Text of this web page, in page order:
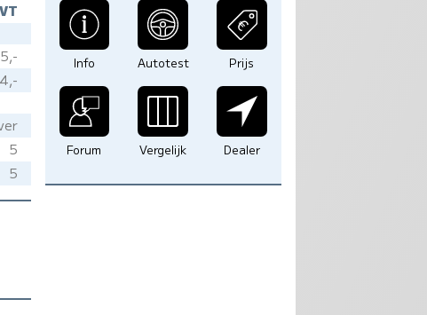
5
5
Info Autotest Prijs
Forum Vergelijk Dealer